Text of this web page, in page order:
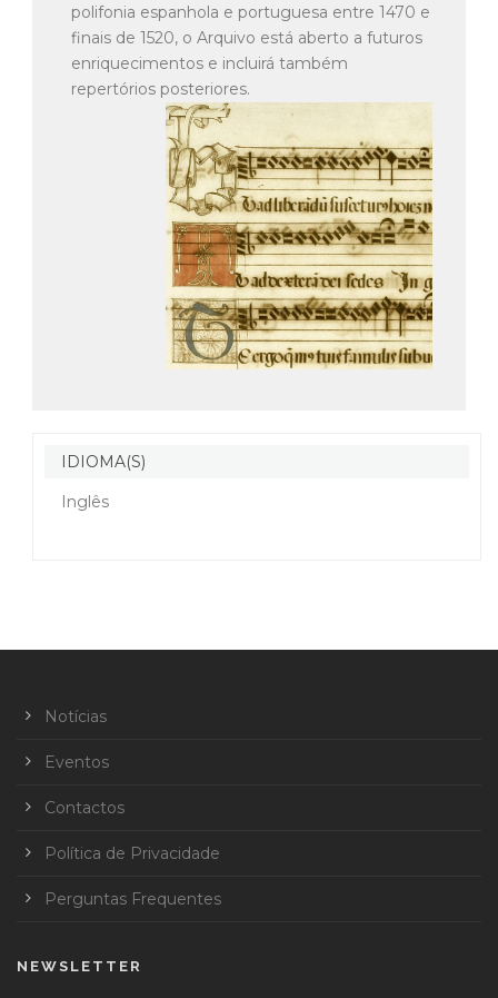
polifonia espanhola e portuguesa entre 1470 e
finais de 1520, o Arquivo está aberto a futuros
enriquecimentos e incluirá também
repertórios posteriores.
IDIOMA(S)
Inglês
Notícias
Eventos
Contactos
Política de Privacidade
Perguntas Frequentes
NEWSLETTER